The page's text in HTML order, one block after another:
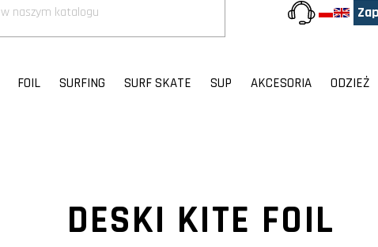
FOIL SURFING SURF SKATE SUP AKCESORIA ODZIEŻ
DESKI KITE FOIL